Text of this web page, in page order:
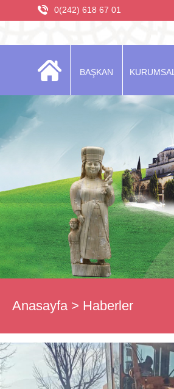
0(242) 618 67 01
BAŞKAN KURUMSAL
Anasayfa> Haberler